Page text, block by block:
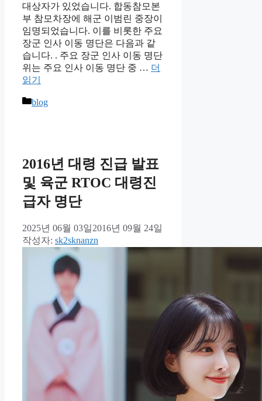
대상자가 있었습니다. 합동참모본
부 참모차장에 해군 이범린 중장이
임명되었습니다. 이를 비롯한 주요
장군 인사 이동 명단은 다음과 같
습니다. . 주요 장군 인사 이동 명단
위는 주요 인사 이동 명단 중 … 더
읽기
카
blog
2016년 대령 진급 발표
및 육군 RTOC 대령진
급자 명단
2025년 06월 03일2016년 09월 24일
작성자: sk2sknanzn